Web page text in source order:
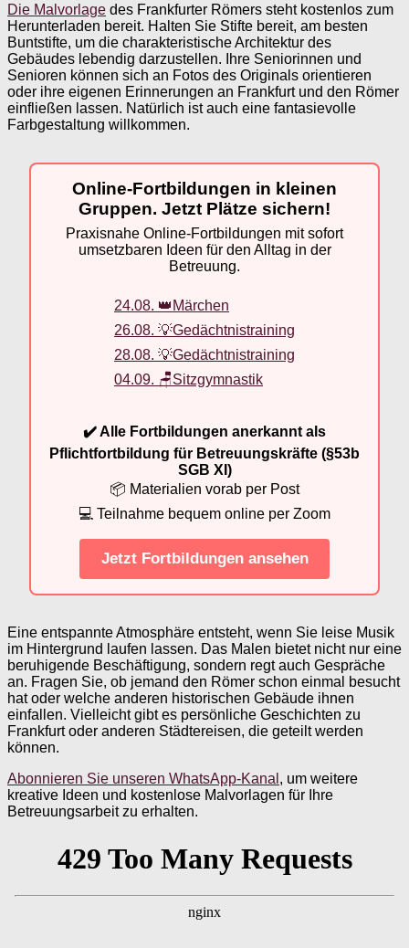
Die Malvorlage des Frankfurter Römers steht kostenlos zum
Herunterladen bereit. Halten Sie Stifte bereit, am besten
Buntstifte, um die charakteristische Architektur des
Gebäudes lebendig darzustellen. Ihre Seniorinnen und
Senioren können sich an Fotos des Originals orientieren
oder ihre eigenen Erinnerungen an Frankfurt und den Römer
einfließen lassen. Natürlich ist auch eine fantasievolle
Farbgestaltung willkommen.
Online-Fortbildungen in kleinen
Gruppen. Jetzt Plätze sichern!
Praxisnahe Online-Fortbildungen mit sofort
umsetzbaren Ideen für den Alltag in der
Betreuung.
24.08. 👑Märchen
26.08. 💡Gedächtnistraining
28.08. 💡Gedächtnistraining
04.09. 🪑Sitzgymnastik
✔️ Alle Fortbildungen anerkannt als
Pflichtfortbildung für Betreuungskräfte (§53b
SGB XI)
📦 Materialien vorab per Post
💻 Teilnahme bequem online per Zoom
Jetzt Fortbildungen ansehen
Eine entspannte Atmosphäre entsteht, wenn Sie leise Musik
im Hintergrund laufen lassen. Das Malen bietet nicht nur eine
beruhigende Beschäftigung, sondern regt auch Gespräche
an. Fragen Sie, ob jemand den Römer schon einmal besucht
hat oder welche anderen historischen Gebäude ihnen
einfallen. Vielleicht gibt es persönliche Geschichten zu
Frankfurt oder anderen Städtereisen, die geteilt werden
können.
Abonnieren Sie unseren WhatsApp-Kanal , um weitere
kreative Ideen und kostenlose Malvorlagen für Ihre
Betreuungsarbeit zu erhalten.